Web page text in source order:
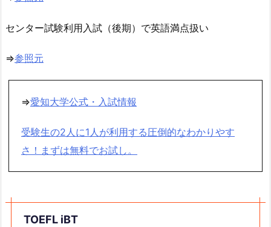
センター試験利用入試（後期）で英語満点扱い
⇒参照元
⇒愛知大学公式・入試情報
受験生の2人に1人が利用する圧倒的なわかりやす
さ！まずは無料でお試し。
TOEFL iBT